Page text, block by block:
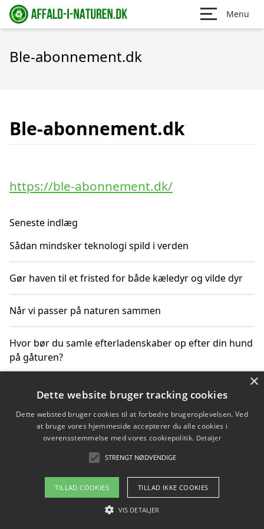
Menu
Ble-abonnement.dk
Ble-abonnement.dk
https://ble-abonnement.dk/
Seneste indlæg
Sådan mindsker teknologi spild i verden
Gør haven til et fristed for både kæledyr og vilde dyr
Når vi passer på naturen sammen
Hvor bør du samle efterladenskaber op efter din hund
på gåturen?
Sådan rydder du effektivt op efter et stort event
Copyright 2026 - Pilanto Aps
Om / kontakt
Blog Betingelser
×
Dette website bruger tracking cookies
Dette websted bruger cookies til at forbedre brugeroplevelsen. Ved
at bruge vores hjemmeside accepterer du alle cookies i
overensstemmelse med vores cookiepolitik. Detaljer
STRENGT NØDVENDIGE
TILLAD COOKIES TILLAD IKKE COOKIES
VIS DETALJER